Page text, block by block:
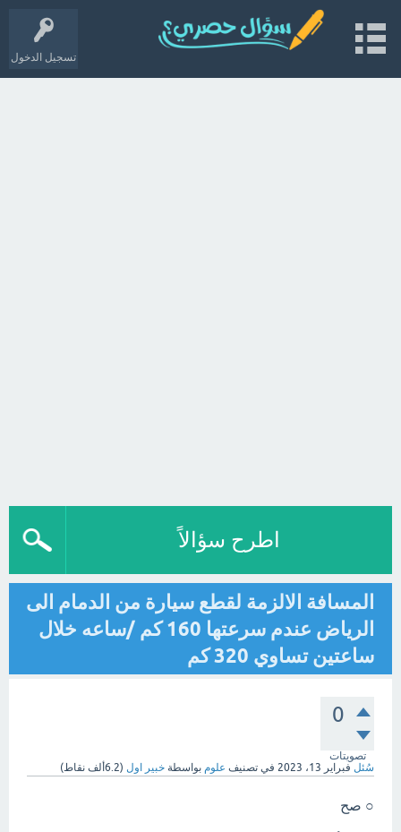
تسجيل الدخول
اطرح سؤالاً
المسافة الالزمة لقطع سيارة من الدمام الى
الرياض عندم سرعتها 160 كم /ساعه خلال
ساعتين تساوي 320 كم
0
تصويتات
سُئل فبراير 13، 2023 في تصنيف علوم بواسطة خبير اول (6.2ألف نقاط)
○ صح